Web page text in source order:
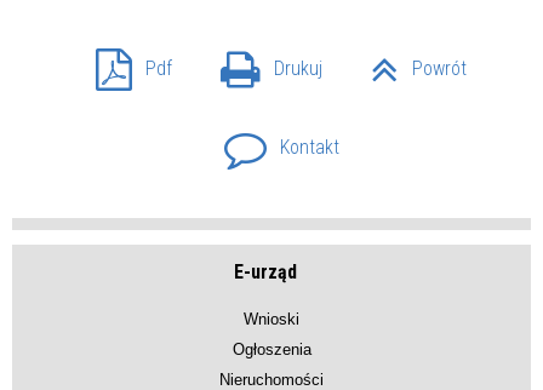
Pdf Drukuj Powrót
Kontakt
E-urząd
Wnioski
Ogłoszenia
Nieruchomości